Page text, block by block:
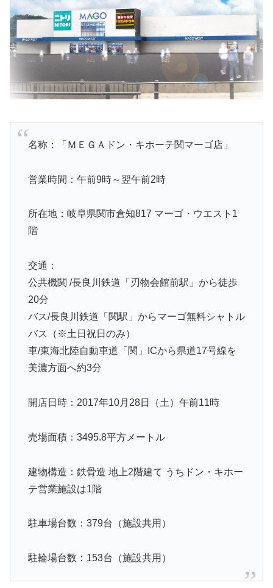
名称：「ＭＥＧＡドン・キホーテ関マーゴ店」
営業時間：午前9時～翌午前2時
所在地：岐阜県関市倉知817 マーゴ・ウエスト1
階
交通：
公共機関 /長良川鉄道「刃物会館前駅」から徒歩
20分
バス/長良川鉄道「関駅」からマーゴ無料シャトル
バス（※土日祝日のみ）
車/東海北陸自動車道「関」ICから県道17号線を
美濃方面へ約3分
開店日時：2017年10月28日（土）午前11時
売場面積：3495.8平方メートル
建物構造：鉄骨造 地上2階建て うちドン・キホー
テ営業施設は1階
駐車場台数：379台（施設共用）
駐輪場台数：153台（施設共用）